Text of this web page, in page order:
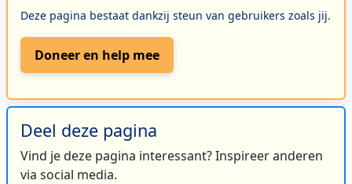
Deze pagina bestaat dankzij steun van gebruikers zoals jij.
Doneer en help mee
Deel deze pagina
Vind je deze pagina interessant? Inspireer anderen
via social media.